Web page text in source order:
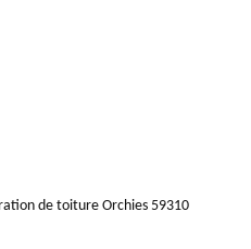
de toiture Orchies 59310